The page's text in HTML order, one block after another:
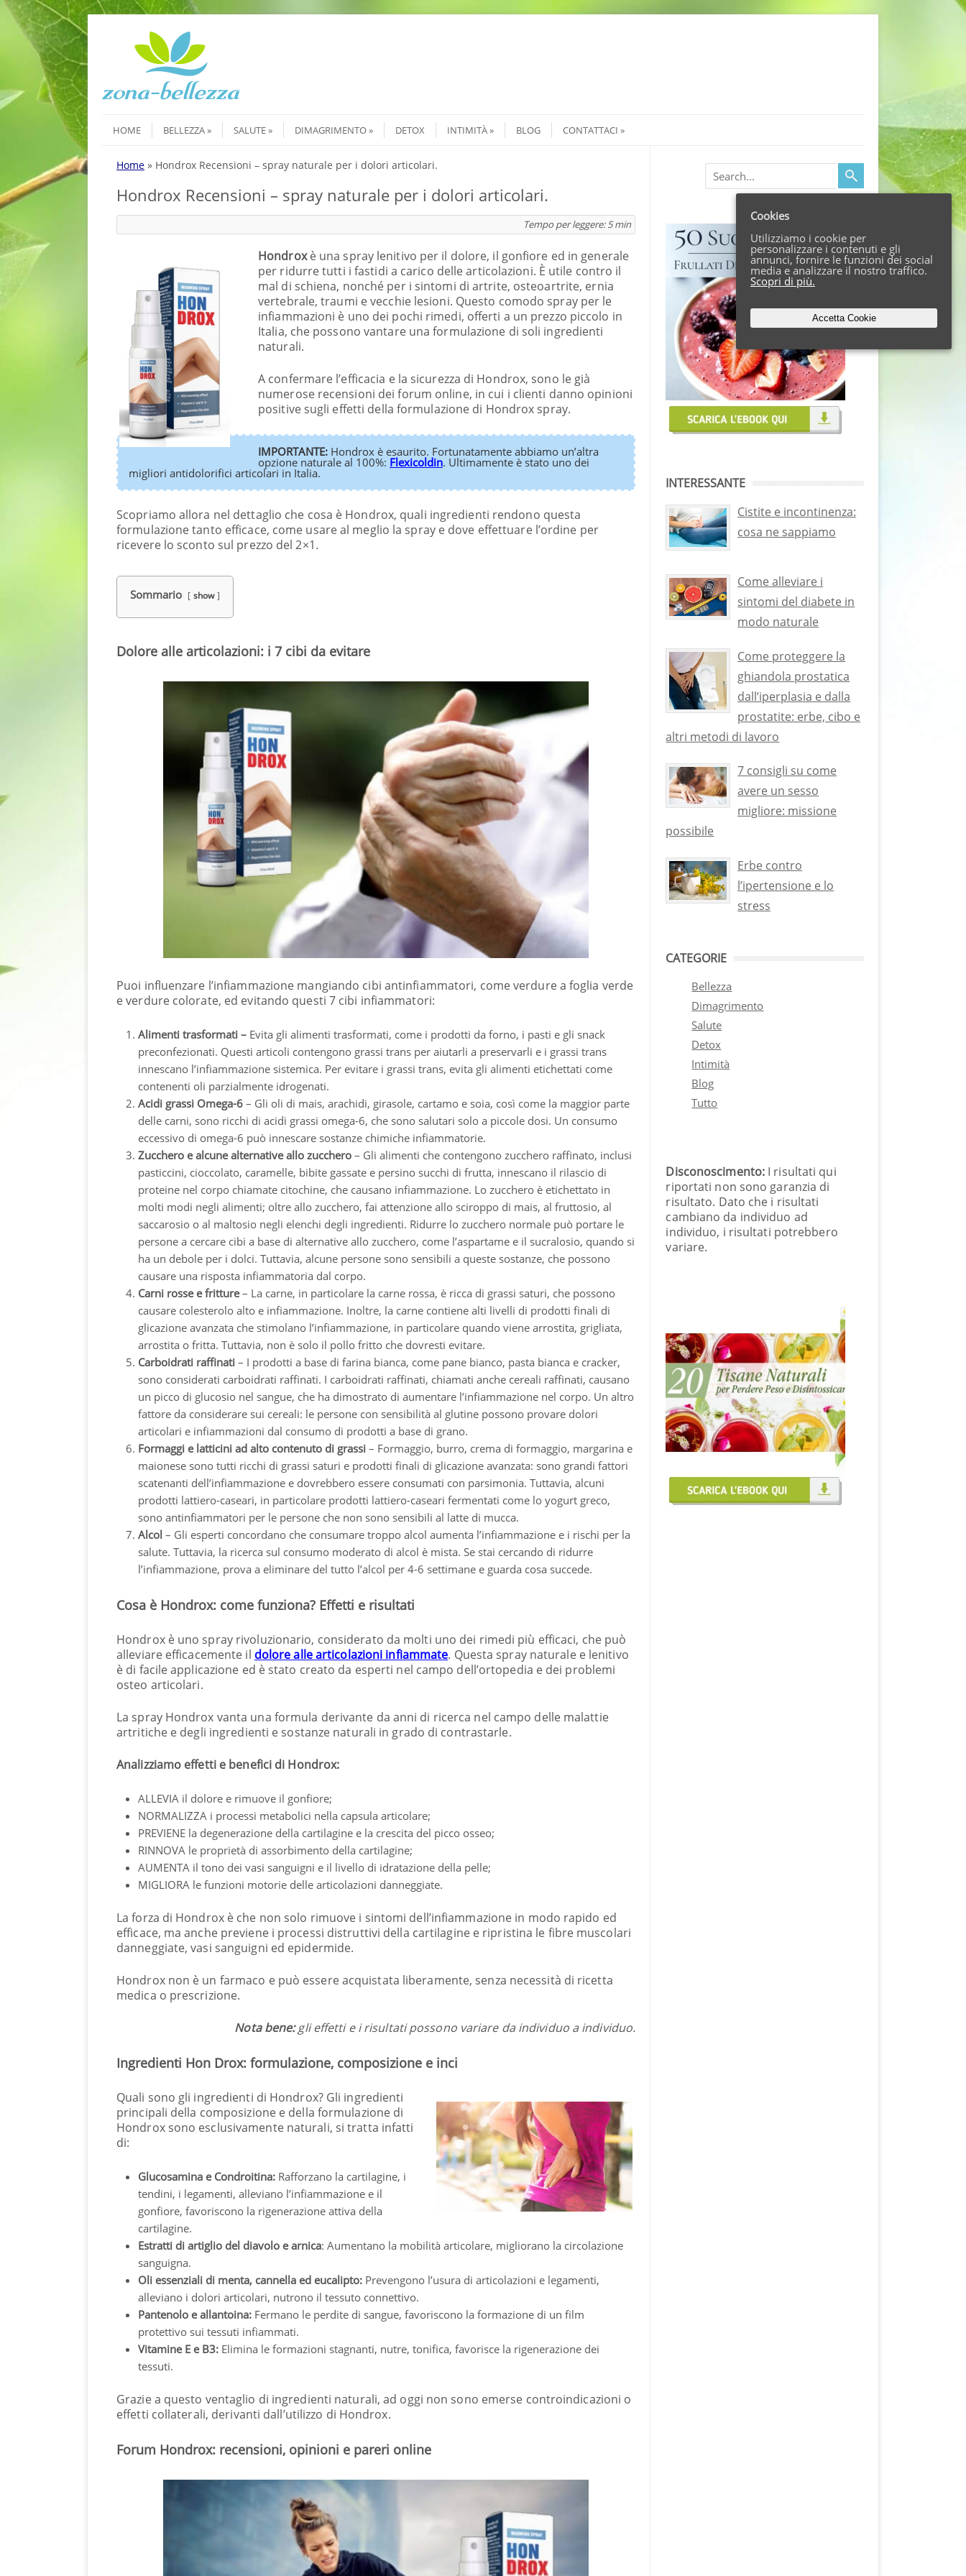
Menu
HOME BELLEZZA SALUTE DIMAGRIMENTO DETOX INTIMITÀ BLOG CONTATTACI
Home » Hondrox Recensioni – spray naturale per i dolori articolari.
Hondrox Recensioni – spray naturale per i dolori articolari.
Tempo per leggere:5 min
Hondroxè una spray lenitivo per il dolore, il gonfiore ed in generale
per ridurre tutti i fastidi a carico delle articolazioni. È utile contro il
mal di schiena, nonché per i sintomi di artrite, osteoartrite, ernia
vertebrale, traumi e vecchie lesioni. Questo comodo spray per le
infiammazioni è uno dei pochi rimedi, offerti a un prezzo piccolo in
Italia, che possono vantare una formulazione di soli ingredienti
naturali.
A confermare l’efficacia e la sicurezza di Hondrox, sono le già
numerose recensioni dei forum online, in cui i clienti danno opinioni
positive sugli effetti della formulazione di Hondrox spray.
IMPORTANTE: Hondrox è esaurito. Fortunatamente abbiamo un’altra
opzione naturale al 100%: Flexicoldin. Ultimamente è stato uno dei
migliori antidolorifici articolari in Italia.
Scopriamo allora nel dettaglio che cosa è Hondrox, quali ingredienti rendono questa
formulazione tanto efficace, come usare al meglio la spray e dove effettuare l’ordine per
ricevere lo sconto sul prezzo del 2×1.
Sommario show
Dolore alle articolazioni: i 7 cibi da evitare
Puoi influenzare l’infiammazione mangiando cibi antinfiammatori, come verdure a foglia verde
e verdure colorate, ed evitando questi 7 cibi infiammatori:
Alimenti trasformati – Evita gli alimenti trasformati, come i prodotti da forno, i pasti e gli snack
preconfezionati. Questi articoli contengono grassi trans per aiutarli a preservarli e i grassi trans
innescano l’infiammazione sistemica. Per evitare i grassi trans, evita gli alimenti etichettati come
contenenti oli parzialmente idrogenati.
Acidi grassi Omega-6 – Gli oli di mais, arachidi, girasole, cartamo e soia, così come la maggior parte
delle carni, sono ricchi di acidi grassi omega-6, che sono salutari solo a piccole dosi. Un consumo
eccessivo di omega-6 può innescare sostanze chimiche infiammatorie.
Zucchero e alcune alternative allo zucchero – Gli alimenti che contengono zucchero raffinato, inclusi
pasticcini, cioccolato, caramelle, bibite gassate e persino succhi di frutta, innescano il rilascio di
proteine ​​​​nel corpo chiamate citochine, che causano infiammazione. Lo zucchero è etichettato in
molti modi negli alimenti; oltre allo zucchero, fai attenzione allo sciroppo di mais, al fruttosio, al
saccarosio o al maltosio negli elenchi degli ingredienti. Ridurre lo zucchero normale può portare le
persone a cercare cibi a base di alternative allo zucchero, come l’aspartame e il sucralosio, quando si
ha un debole per i dolci. Tuttavia, alcune persone sono sensibili a queste sostanze, che possono
causare una risposta infiammatoria dal corpo.
Carni rosse e fritture– La carne, in particolare la carne rossa, è ricca di grassi saturi, che possono
causare colesterolo alto e infiammazione. Inoltre, la carne contiene alti livelli di prodotti finali di
glicazione avanzata che stimolano l’infiammazione, in particolare quando viene arrostita, grigliata,
arrostita o fritta. Tuttavia, non è solo il pollo fritto che dovresti evitare.
Carboidrati raffinati – I prodotti a base di farina bianca, come pane bianco, pasta bianca e cracker,
sono considerati carboidrati raffinati. I carboidrati raffinati, chiamati anche cereali raffinati, causano
un picco di glucosio nel sangue, che ha dimostrato di aumentare l’infiammazione nel corpo. Un altro
fattore da considerare sui cereali: le persone con sensibilità al glutine possono provare dolori
articolari e infiammazioni dal consumo di prodotti a base di grano.
Formaggi e latticini ad alto contenuto di grassi – Formaggio, burro, crema di formaggio, margarina e
maionese sono tutti ricchi di grassi saturi e prodotti finali di glicazione avanzata: sono grandi fattori
scatenanti dell’infiammazione e dovrebbero essere consumati con parsimonia. Tuttavia, alcuni
prodotti lattiero-caseari, in particolare prodotti lattiero-caseari fermentati come lo yogurt greco,
sono antinfiammatori per le persone che non sono sensibili al latte di mucca.
Alcol – Gli esperti concordano che consumare troppo alcol aumenta l’infiammazione e i rischi per la
salute. Tuttavia, la ricerca sul consumo moderato di alcol è mista. Se stai cercando di ridurre
l’infiammazione, prova a eliminare del tutto l’alcol per 4-6 settimane e guarda cosa succede.
Cosa è Hondrox: come funziona? Effetti e risultati
Hondrox è uno spray rivoluzionario, considerato da molti uno dei rimedi più efficaci, che può
alleviare efficacemente il dolore alle articolazioni infiammate. Questa spray naturale e lenitivo
è di facile applicazione ed è stato creato da esperti nel campo dell’ortopedia e dei problemi
osteo articolari.
La spray Hondrox vanta una formula derivante da anni di ricerca nel campo delle malattie
artritiche e degli ingredienti e sostanze naturali in grado di contrastarle.
Analizziamo effetti e benefici di Hondrox:
ALLEVIA il dolore e rimuove il gonfiore;
NORMALIZZA i processi metabolici nella capsula articolare;
PREVIENE la degenerazione della cartilagine e la crescita del picco osseo;
RINNOVA le proprietà di assorbimento della cartilagine;
AUMENTA il tono dei vasi sanguigni e il livello di idratazione della pelle;
MIGLIORA le funzioni motorie delle articolazioni danneggiate.
La forza di Hondrox è che non solo rimuove i sintomi dell’infiammazione in modo rapido ed
efficace, ma anche previene i processi distruttivi della cartilagine e ripristina le fibre muscolari
danneggiate, vasi sanguigni ed epidermide.
Hondrox non è un farmaco e può essere acquistata liberamente, senza necessità di ricetta
medica o prescrizione.
Nota bene:gli effetti e i risultati possono variare da individuo a individuo.
Ingredienti Hon Drox: formulazione, composizione e inci
Quali sono gli ingredienti di Hondrox? Gli ingredienti
principali della composizione e della formulazione di
Hondrox sono esclusivamente naturali, si tratta infatti
di:
Glucosamina e Condroitina: Rafforzano la cartilagine, i
tendini, i legamenti, alleviano l’infiammazione e il
gonfiore, favoriscono la rigenerazione attiva della
cartilagine.
Estratti di artiglio del diavolo e arnica: Aumentano la mobilità articolare, migliorano la circolazione
sanguigna.
Oli essenziali di menta, cannella ed eucalipto: Prevengono l’usura di articolazioni e legamenti,
alleviano i dolori articolari, nutrono il tessuto connettivo.
Pantenolo e allantoina: Fermano le perdite di sangue, favoriscono la formazione di un film
protettivo sui tessuti infiammati.
Vitamine E e B3: Elimina le formazioni stagnanti, nutre, tonifica, favorisce la rigenerazione dei
tessuti.
Grazie a questo ventaglio di ingredienti naturali, ad oggi non sono emerse controindicazioni o
effetti collaterali, derivanti dall’utilizzo di Hondrox.
Forum Hondrox: recensioni, opinioni e pareri online
INTERESSANTE
Cistite e incontinenza:
cosa ne sappiamo
Come alleviare i
sintomi del diabete in
modo naturale
Come proteggere la
ghiandola prostatica
dall’iperplasia e dalla
prostatite: erbe, cibo e
altri metodi di lavoro
7 consigli su come
avere un sesso
migliore: missione
possibile
Erbe contro
l’ipertensione e lo
stress
CATEGORIE
Bellezza
Dimagrimento
Salute
Detox
Intimità
Blog
Tutto
Disconoscimento: I risultati qui
riportati non sono garanzia di
risultato. Dato che i risultati
cambiano da individuo ad
individuo, i risultati potrebbero
variare.
Cookies
Utilizziamo i cookie per
personalizzare i contenuti e gli
annunci, fornire le funzioni dei social
media e analizzare il nostro traffico.
Scopri di più.
Accetta Cookie